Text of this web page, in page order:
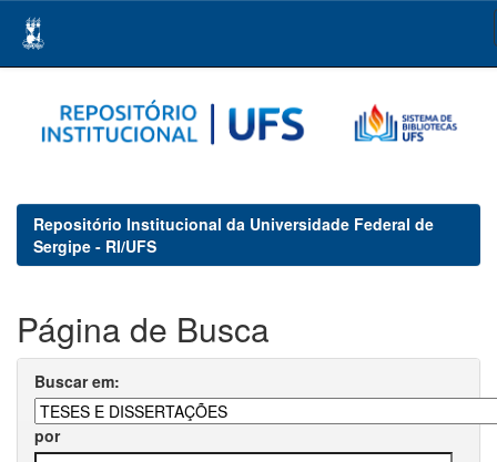
navigation
Repositório Institucional da Universidade Federal de
Sergipe - RI/UFS
Página de Busca
Buscar em:
por